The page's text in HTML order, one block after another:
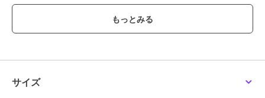
上にわたりスポーツと日常に根ざしたプロダクトを生み出してきまし
た。
サイズ